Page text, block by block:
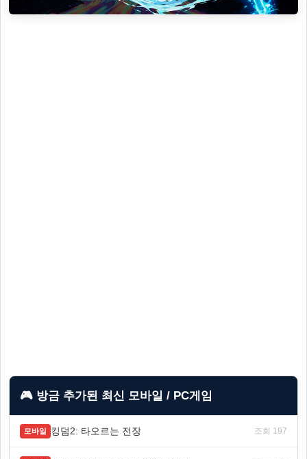
🎮 방금 추가된 최신 모바일 / PC게임
모바일 킹덤2: 타오르는 전장 조회 197